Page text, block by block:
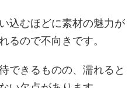
込むほどに素材の魅力が
るので不向きです。
できるものの、濡れると